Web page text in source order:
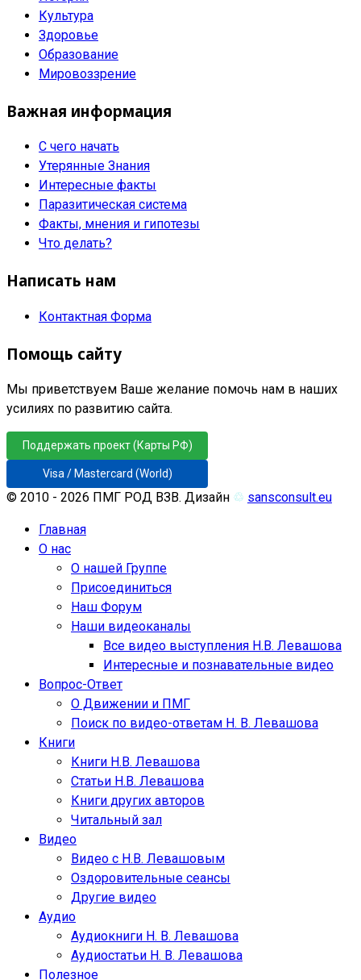
Культура
Здоровье
Образование
Мировоззрение
Важная информация
С чего начать
Утерянные Знания
Интересные факты
Паразитическая система
Факты, мнения и гипотезы
Что делать?
Написать нам
Контактная Форма
Помощь сайту
Мы приветствуем Ваше желание помочь нам в наших
усилиях по развитию сайта.
Поддержать проект (Карты РФ)
Visa / Mastercard (World)
© 2010 - 2026 ПМГ РОД ВЗВ. Дизайн ♲ sansconsult.eu
Главная
О нас
О нашей Группе
Присоединиться
Наш Форум
Наши видеоканалы
Все видео выступления Н.В. Левашова
Интересные и познавательные видео
Вопрос-Ответ
О Движении и ПМГ
Поиск по видео-ответам Н. В. Левашова
Книги
Книги Н.В. Левашова
Статьи Н.В. Левашова
Книги других авторов
Читальный зал
Видео
Видео с Н.В. Левашовым
Оздоровительные сеансы
Другие видео
Аудио
Аудиокниги Н. В. Левашова
Аудиостатьи Н. В. Левашова
Полезное